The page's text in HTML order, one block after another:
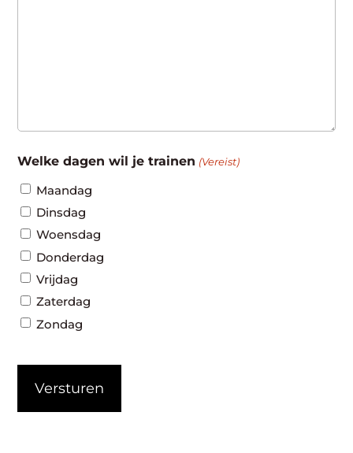
Welke dagen wil je trainen (Vereist)
Maandag
Dinsdag
Woensdag
Donderdag
Vrijdag
Zaterdag
Zondag